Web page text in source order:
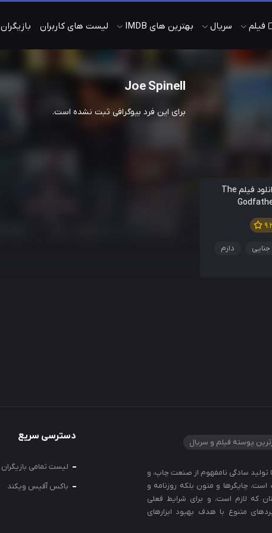
فیلم سریال بهترین های IMDB لیست های کاربران بازیگران
Joe Spinell
برای این فرد بیوگرافی ثبت نشده است.
دانلود فیلم The
9.2
جنایی دارم
پوسته فیلم و سریال
تولید سادگی نامفهوم از صنعت چاپ، و
است، چاپگرها و متون بلکه روزنامه و
که لازم است، و برای شرایط فعلی
متنوع با هدف بهبود ابزارهای
دسترسی سریع
لیست تمامی بازیگران
باکس آفیس ویکند